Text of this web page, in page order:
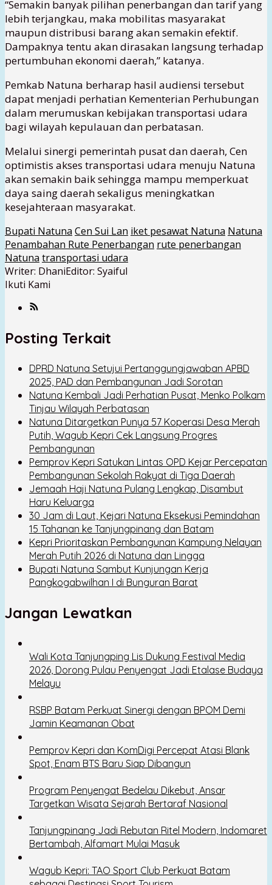
“Semakin banyak pilihan penerbangan dan tarif yang
lebih terjangkau, maka mobilitas masyarakat
maupun distribusi barang akan semakin efektif.
Dampaknya tentu akan dirasakan langsung terhadap
pertumbuhan ekonomi daerah,” katanya.
Pemkab Natuna berharap hasil audiensi tersebut
dapat menjadi perhatian Kementerian Perhubungan
dalam merumuskan kebijakan transportasi udara
bagi wilayah kepulauan dan perbatasan.
Melalui sinergi pemerintah pusat dan daerah, Cen
optimistis akses transportasi udara menuju Natuna
akan semakin baik sehingga mampu memperkuat
daya saing daerah sekaligus meningkatkan
kesejahteraan masyarakat.
Bupati Natuna Cen Sui Lan iket pesawat Natuna Natuna
Penambahan Rute Penerbangan rute penerbangan
Natuna transportasi udara
Writer: DhaniEditor: Syaiful
Ikuti Kami
Posting Terkait
DPRD Natuna Setujui Pertanggungjawaban APBD
2025, PAD dan Pembangunan Jadi Sorotan
Natuna Kembali Jadi Perhatian Pusat, Menko Polkam
Tinjau Wilayah Perbatasan
Natuna Ditargetkan Punya 57 Koperasi Desa Merah
Putih, Wagub Kepri Cek Langsung Progres
Pembangunan
Pemprov Kepri Satukan Lintas OPD Kejar Percepatan
Pembangunan Sekolah Rakyat di Tiga Daerah
Jemaah Haji Natuna Pulang Lengkap, Disambut
Haru Keluarga
30 Jam di Laut, Kejari Natuna Eksekusi Pemindahan
15 Tahanan ke Tanjungpinang dan Batam
Kepri Prioritaskan Pembangunan Kampung Nelayan
Merah Putih 2026 di Natuna dan Lingga
Bupati Natuna Sambut Kunjungan Kerja
Pangkogabwilhan I di Bunguran Barat
Jangan Lewatkan
Wali Kota Tanjungping Lis Dukung Festival Media
2026, Dorong Pulau Penyengat Jadi Etalase Budaya
Melayu
RSBP Batam Perkuat Sinergi dengan BPOM Demi
Jamin Keamanan Obat
Pemprov Kepri dan KomDigi Percepat Atasi Blank
Spot, Enam BTS Baru Siap Dibangun
Program Penyengat Bedelau Dikebut, Ansar
Targetkan Wisata Sejarah Bertaraf Nasional
Tanjungpinang Jadi Rebutan Ritel Modern, Indomaret
Bertambah, Alfamart Mulai Masuk
Wagub Kepri: TAO Sport Club Perkuat Batam